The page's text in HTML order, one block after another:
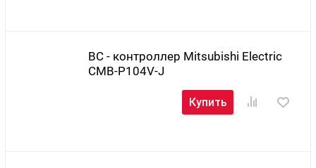
BC - контроллер Mitsubishi Electric
CMB-P104V-J
Купить